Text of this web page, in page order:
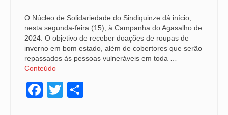
O Núcleo de Solidariedade do Sindiquinze dá início,
nesta segunda-feira (15), à Campanha do Agasalho de
2024. O objetivo de receber doações de roupas de
inverno em bom estado, além de cobertores que serão
repassados às pessoas vulneráveis em toda …
Conteúdo
Facebook
Twitter